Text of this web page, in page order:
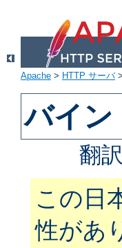
Apache > HTTP サーバ>
バイン
翻
この日
性があ